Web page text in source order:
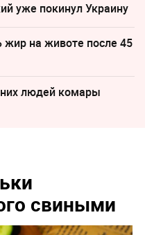
уже покинул Украину
жир на животе после 45
людей комары
свиными